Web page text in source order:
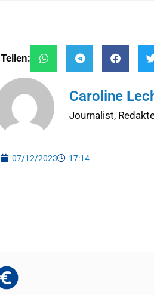
Teilen:
Caroline
Journalist,
07/12/2023 17:14